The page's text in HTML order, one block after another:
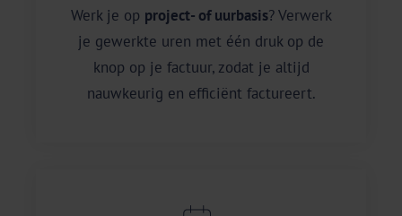
Werk je op project- of uurbasis? Verwerk
je gewerkte uren met één druk op de
knop op je factuur, zodat je altijd
nauwkeurig en efficiënt factureert.